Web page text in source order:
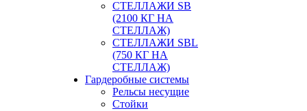
СТЕЛЛАЖИ SB
(2100 КГ НА
СТЕЛЛАЖ)
СТЕЛЛАЖИ SBL
(750 КГ НА
СТЕЛЛАЖ)
Гардеробные системы
Рельсы несущие
Стойки